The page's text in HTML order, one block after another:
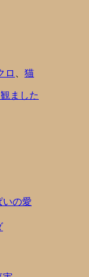
ロ 猫
ました
いの愛